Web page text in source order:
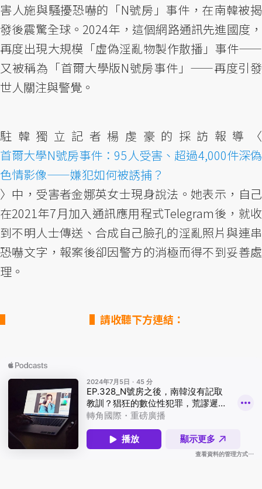
害人施與騷擾恐嚇的「N號房」事件，在南韓被揭
發後震驚全球。2024年，這個網路通訊先進國度，
再度出現大規模「虛偽淫亂物製作散播」事件——
又被稱為「首爾大學版N號房事件」——再度引發
世人關注與警覺。
駐韓獨立記者楊虔豪的採訪報導〈
首爾大學N號房事件：95人受害、超過4,000件深偽
色情影像——嫌犯如何被誘捕？
〉中，受害者金娜英女士現身說法。她表示，自己
在2021年7月加入通訊應用程式Telegram後，就收
到不明人士傳送、合成自己臉孔的淫亂照片與連串
恐嚇文字，報案後卻因警方的消極而得不到妥善處
理。
▌請收聽下方連結：